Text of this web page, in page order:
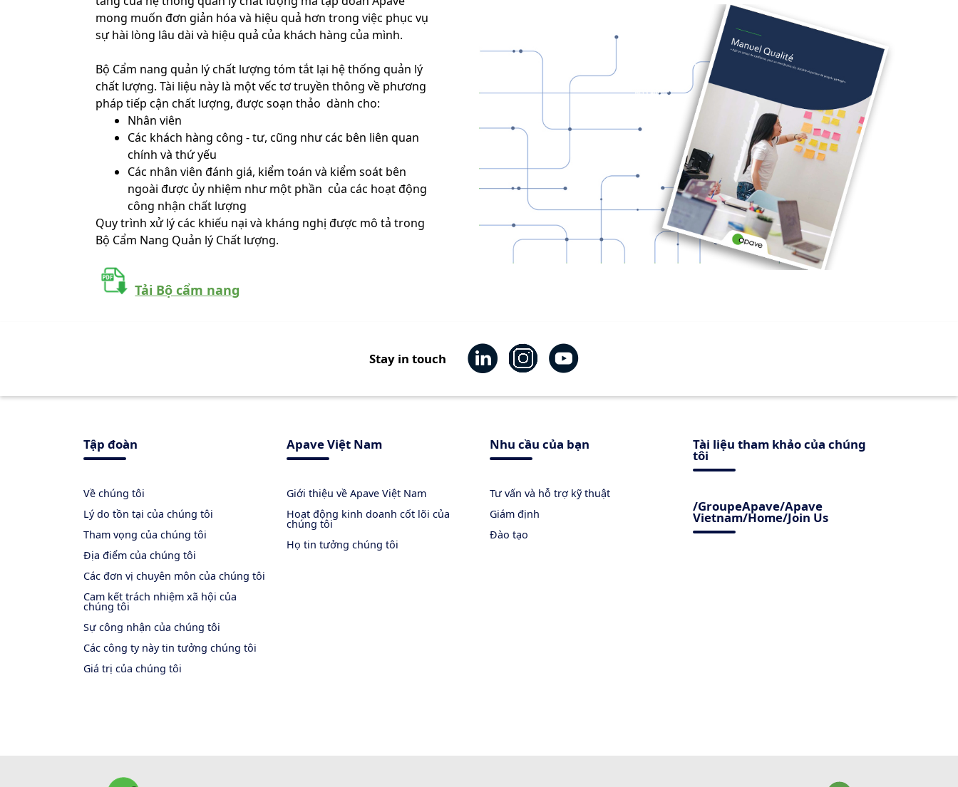
mong muốn đơn giản hóa và hiệu quả hơn trong việc phục vụ
sự hài lòng lâu dài và hiệu quả của khách hàng của mình.
Bộ Cẩm nang quản lý chất lượng tóm tắt lại hệ thống quản lý
chất lượng. Tài liệu này là một vếc tơ truyền thông về phương
pháp tiếp cận chất lượng, được soạn thảo dành cho:
Nhân viên
Các khách hàng công - tư, cũng như các bên liên quan
chính và thứ yếu
Các nhân viên đánh giá, kiểm toán và kiểm soát bên
ngoài được ủy nhiệm như một phần của các hoạt động
công nhận chất lượng
Quy trình xử lý các khiếu nại và kháng nghị được mô tả trong
Bộ Cẩm Nang Quản lý Chất lượng.
Tải Bộ cẩm nang
Stay in touch
Tập đoàn
Về chúng tôi
Lý do tồn tại của chúng tôi
Tham vọng của chúng tôi
Địa điểm của chúng tôi
Các đơn vị chuyên môn của chúng tôi
Cam kết trách nhiệm xã hội của
chúng tôi
Sự công nhận của chúng tôi
Các công ty này tin tưởng chúng tôi
Giá trị của chúng tôi
Apave Việt Nam
Giới thiệu về Apave Việt Nam
Hoạt động kinh doanh cốt lõi của
chúng tôi
Họ tin tưởng chúng tôi
Nhu cầu của bạn
Tư vấn và hỗ trợ kỹ thuật
Giám định
Đào tạo
Tài liệu tham khảo của chúng
tôi
/GroupeApave/Apave
Vietnam/Home/Join Us